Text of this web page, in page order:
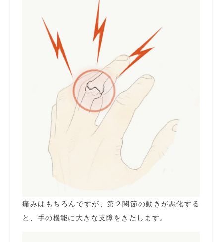
痛みはもちろんですが、第２関節の動きが悪化する
と、手の機能に大きな支障をきたします。